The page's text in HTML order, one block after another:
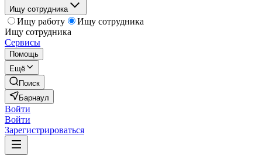
Ищу сотрудника
Ищу работу
Ищу сотрудника
Ищу сотрудника
Сервисы
Помощь
Ещё
Поиск
Барнаул
Войти
Войти
Зарегистрироваться